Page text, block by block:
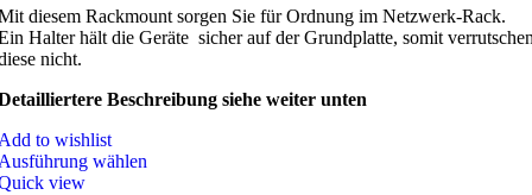
diesem Rackmount sorgen Sie für Ordnung im Netzwerk-Rack.
Halter hält die Geräte sicher auf der Grundplatte, somit
nicht.
Beschreibung siehe weiter unten
to wishlist
wählen
view